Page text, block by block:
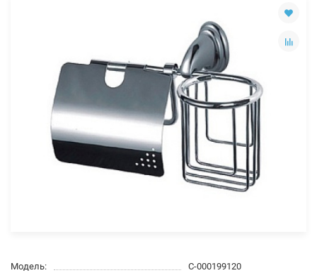
Модель:
С-000199120